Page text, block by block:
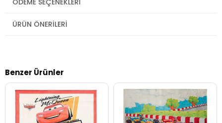
ÜRÜN ÖNERILERI
Benzer Ürünler